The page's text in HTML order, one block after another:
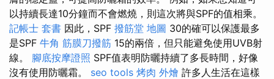
以持續長達10分鐘而不會燃燒，則這次將與SPF的值相乘。
記帳士 套書 因此，SPF 撥筋堂 地圖 30的確可以保護最多
是SPF 牛角 筋膜刀撥筋 15的兩倍，但只能避免使用UVB射
線。 腳底按摩證照 SPF值表明防曬持續了多長時間，好像
沒有使用防曬霜。 seo tools 烤肉 外燴 許多人生活在這樣